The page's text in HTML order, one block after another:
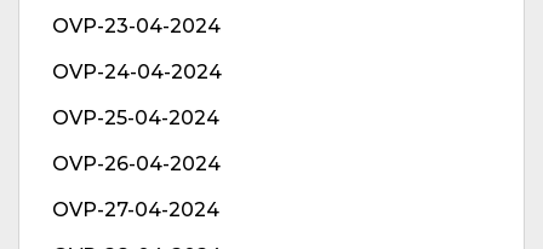
OVP-23-04-2024
OVP-24-04-2024
OVP-25-04-2024
OVP-26-04-2024
OVP-27-04-2024